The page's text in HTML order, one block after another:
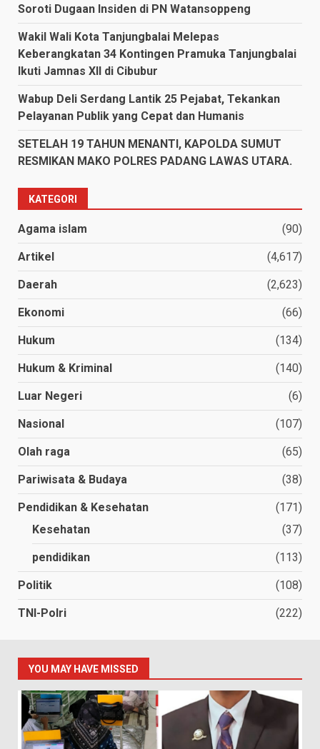
Soroti Dugaan Insiden di PN Watansoppeng
Wakil Wali Kota Tanjungbalai Melepas
Keberangkatan 34 Kontingen Pramuka Tanjungbalai
Ikuti Jamnas XII di Cibubur
Wabup Deli Serdang Lantik 25 Pejabat, Tekankan
Pelayanan Publik yang Cepat dan Humanis
SETELAH 19 TAHUN MENANTI, KAPOLDA SUMUT
RESMIKAN MAKO POLRES PADANG LAWAS UTARA.
KATEGORI
Agama islam (90)
Artikel (4,617)
Daerah (2,623)
Ekonomi (66)
Hukum (134)
Hukum & Kriminal (140)
Luar Negeri (6)
Nasional (107)
Olah raga (65)
Pariwisata & Budaya (38)
Pendidikan & Kesehatan
(171)
Kesehatan
(37)
pendidikan (113)
Politik (108)
TNI-Polri (222)
YOU MAY HAVE MISSED